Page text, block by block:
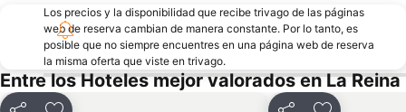
Los precios y la disponibilidad que recibe trivago de las páginas
web de reserva cambian de manera constante. Por lo tanto, es
posible que no siempre encuentres en una página web de reserva
la misma oferta que viste en trivago.
Entre los Hoteles mejor valorados en La Reina